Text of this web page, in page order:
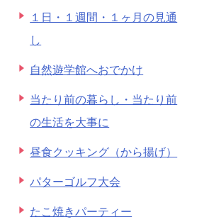
１日・１週間・１ヶ月の見通
し
自然遊学館へおでかけ
当たり前の暮らし・当たり前
の生活を大事に
昼食クッキング（から揚げ）
パターゴルフ大会
たこ焼きパーティー